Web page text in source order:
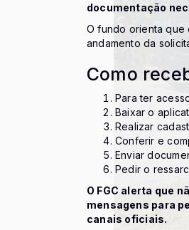
documentação
O fundo orienta que
andamento da
Como
Para ter
Baixar o
Realizar
Conferir e
Enviar
Pedir o
O FGC alerta que
mensagens para
canais oficiais.